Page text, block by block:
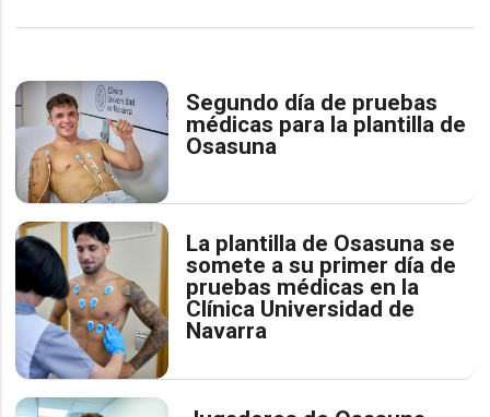
Segundo día de pruebas
médicas para la plantilla de
Osasuna
La plantilla de Osasuna se
somete a su primer día de
pruebas médicas en la
Clínica Universidad de
Navarra